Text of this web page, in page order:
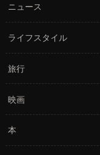
ニュース
ライフスタイル
旅行
映画
本